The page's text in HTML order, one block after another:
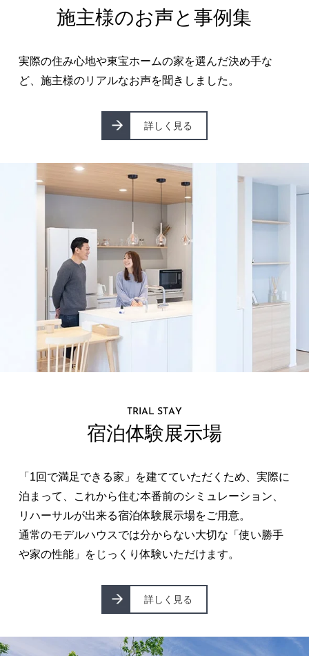
施主様のお声と事例集
実際の住み⼼地や東宝ホームの家を選んだ決め⼿な
ど、施主様のリアルなお声を聞きしました。
詳しく見る
TRIAL STAY
宿泊体験展示場
「1回で満⾜できる家」を建てていただくため、実際に
泊まって、これから住む本番前のシミュレーション、
リハーサルが出来る宿泊体験展⽰場をご⽤意。
通常のモデルハウスでは分からない⼤切な「使い勝⼿
や家の性能」をじっくり体験いただけます。
詳しく見る